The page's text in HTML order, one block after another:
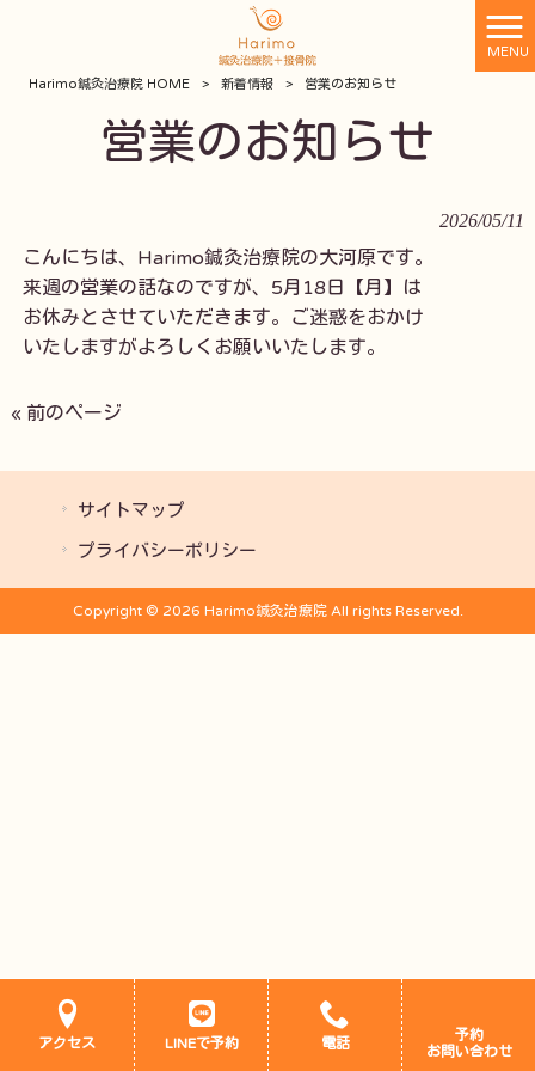
MENU
Harimo鍼灸治療院 HOME > 新着情報 > 営業のお知らせ
営業のお知らせ
2026/05/11
来週の営業の話なのですが、5月18日【月】は
お休みとさせていただきます。ご迷惑をおかけ
いたしますがよろしくお願いいたします。
« 前のページ
サイトマップ
プライバシーポリシー
Copyright © 2026 Harimo鍼灸治療院 All rights Reserved.
アクセス LINEで予約 電話
予約
お問い合わせ